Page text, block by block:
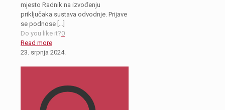
mjesto Radnik na izvođenju
priključaka sustava odvodnje. Prijave
se podnose […]
Do you like it?0
Read more
23. srpnja 2024.